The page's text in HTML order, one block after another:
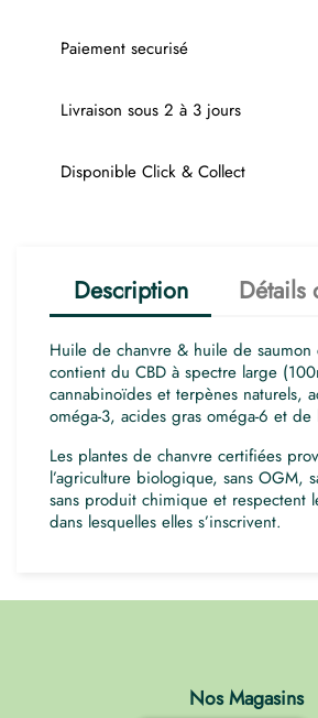
Paiement securisé
Livraison sous 2 à 3 jours
Disponible Click & Collect
Description Détails
Huile de chanvre & huile de
contient du CBD à spectre large
cannabinoïdes et terpènes naturels,
oméga-3, acides gras oméga-6 et de
Les plantes de chanvre certifiées
l’agriculture biologique, sans OGM,
sans produit chimique et respectent
dans lesquelles elles s’inscrivent.
Nos Magasins